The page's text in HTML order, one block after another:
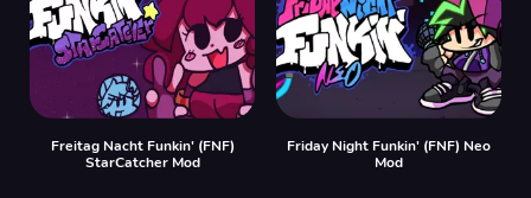
Freitag Nacht Funkin' (FNF)
StarCatcher Mod
Friday Night Funkin' (FNF) Neo
Mod